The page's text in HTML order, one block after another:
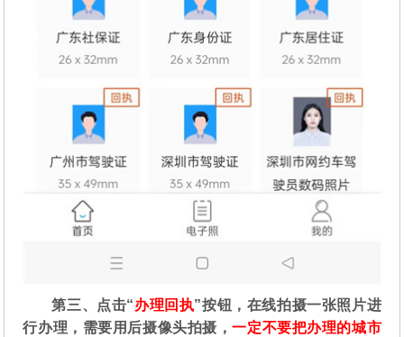
第三、点击“办理回执”按钮，在线拍摄一张照片进
行办理，需要用后摄像头拍摄，一定不要把办理的城市